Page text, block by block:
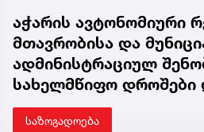
აჭარის ავტონომიური
მთავრობისა და
ადმინისტრაციულ
სახელმწიფო დროშები
საზოგადოება